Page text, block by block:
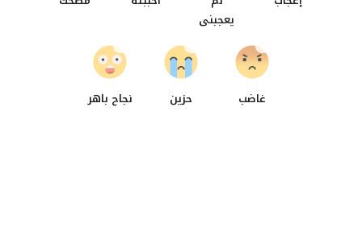
يعجبنى
غاضب
0
حزين نجاح باهر